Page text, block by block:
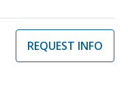
REQUEST INFO